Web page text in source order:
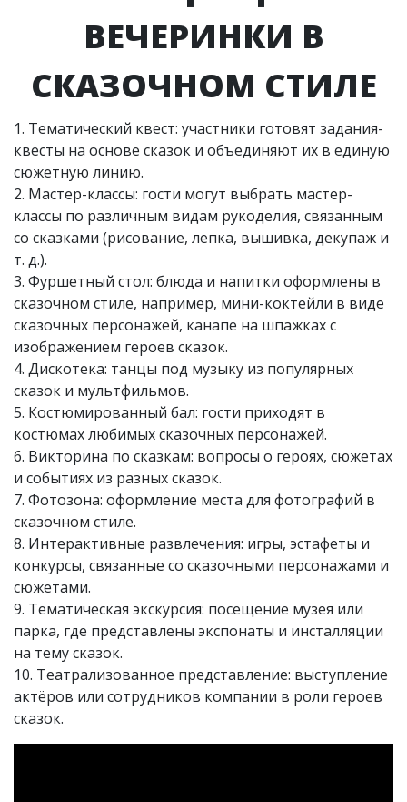
ВЕЧЕРИНКИ В
СКАЗОЧНОМ СТИЛЕ
1. Тематический квест: участники готовят задания-
квесты на основе сказок и объединяют их в единую
сюжетную линию.
2. Мастер-классы: гости могут выбрать мастер-
классы по различным видам рукоделия, связанным
со сказками (рисование, лепка, вышивка, декупаж и
т. д.).
3. Фуршетный стол: блюда и напитки оформлены в
сказочном стиле, например, мини-коктейли в виде
сказочных персонажей, канапе на шпажках с
изображением героев сказок.
4. Дискотека: танцы под музыку из популярных
сказок и мультфильмов.
5. Костюмированный бал: гости приходят в
костюмах любимых сказочных персонажей.
6. Викторина по сказкам: вопросы о героях, сюжетах
и событиях из разных сказок.
7. Фотозона: оформление места для фотографий в
сказочном стиле.
8. Интерактивные развлечения: игры, эстафеты и
конкурсы, связанные со сказочными персонажами и
сюжетами.
9. Тематическая экскурсия: посещение музея или
парка, где представлены экспонаты и инсталляции
на тему сказок.
10. Театрализованное представление: выступление
актёров или сотрудников компании в роли героев
сказок.